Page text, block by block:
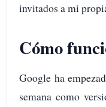
invitados a mi
Cómo
Google ha
semana como